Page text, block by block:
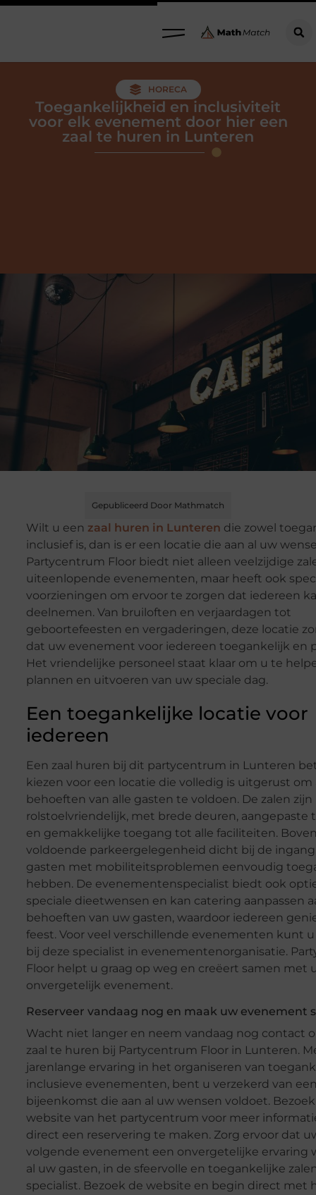
HORECA
Toegankelijkheid en inclusiviteit
voor elk evenement door hier een
zaal te huren in Lunteren
Gepubliceerd Door Mathmatch
Wilt u een zaal huren in Lunteren die zowel
inclusief is, dan is er een locatie die aan al uw
Partycentrum Floor biedt niet alleen veelzijdige
uiteenlopende evenementen, maar heeft ook
voorzieningen om ervoor te zorgen dat iedereen
deelnemen. Van bruiloften en verjaardagen tot
geboortefeesten en vergaderingen, deze locatie
dat uw evenement voor iedereen toegankelijk en
Het vriendelijke personeel staat klaar om u te
plannen en uitvoeren van uw speciale dag.
Een toegankelijke locatie voor
iedereen
Een zaal huren bij dit partycentrum in Lunteren
kiezen voor een locatie die volledig is uitgerust om
behoeften van alle gasten te voldoen. De zalen zijn
rolstoelvriendelijk, met brede deuren, aangepaste
en gemakkelijke toegang tot alle faciliteiten.
voldoende parkeergelegenheid dicht bij de
gasten met mobiliteitsproblemen eenvoudig
hebben. De evenementenspecialist biedt ook
speciale dieetwensen en kan catering aanpassen
behoeften van uw gasten, waardoor iedereen
feest. Voor veel verschillende evenementen kunt
bij deze specialist in evenementenorganisatie.
Floor helpt u graag op weg en creëert samen met
onvergetelijk evenement.
Reserveer vandaag nog en maak uw evenement
Wacht niet langer en neem vandaag nog contact
zaal te huren bij Partycentrum Floor in Lunteren.
jarenlange ervaring in het organiseren van
inclusieve evenementen, bent u verzekerd van
bijeenkomst die aan al uw wensen voldoet.
website van het partycentrum voor meer
direct een reservering te maken. Zorg ervoor dat
volgende evenement een onvergetelijke ervaring
al uw gasten, in de sfeervolle en toegankelijke
specialist. Bezoek de website en begin direct met